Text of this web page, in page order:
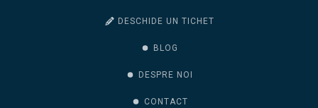
DESCHIDE UN TICHET
BLOG
DESPRE NOI
CONTACT